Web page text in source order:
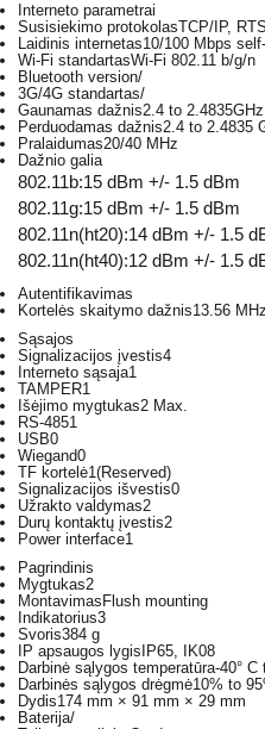
Interneto parametrai
Susisiekimo protokolasTCP/IP,
Laidinis internetas10/100 Mbps
Wi-Fi standartasWi-Fi 802.11 b/g/n
Bluetooth version/
3G/4G standartas/
Gaunamas dažnis2.4 to 2.4835GHz
Perduodamas dažnis2.4 to 2.4835
Pralaidumas20/40 MHz
Dažnio galia
802.11b:15 dBm +/- 1.5 dBm
802.11g:15 dBm +/- 1.5 dBm
802.11n(ht20):14 dBm +/- 1.5
802.11n(ht40):12 dBm +/- 1.5
Autentifikavimas
Kortelės skaitymo dažnis13.56 MHz
Sąsajos
Signalizacijos įvestis4
Interneto sąsaja1
TAMPER1
Išėjimo mygtukas2 Max.
RS-4851
USB0
Wiegand0
TF kortelė1(Reserved)
Signalizacijos išvestis0
Užrakto valdymas2
Durų kontaktų įvestis2
Power interface1
Pagrindinis
Mygtukas2
Montavimas Flush mounting
Indikatorius3
Svoris384 g
IP apsaugos lygis IP65, IK08
Darbinė sąlygos temperatūra-40° C
Darbinės sąlygos drėgmė10% to
Dydis174 mm × 91 mm × 29 mm
Baterija/